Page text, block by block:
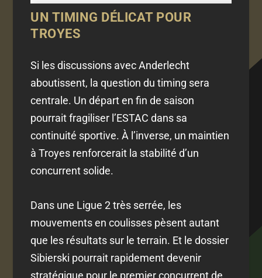
UN TIMING DÉLICAT POUR
TROYES
Si les discussions avec Anderlecht
aboutissent, la question du timing sera
centrale. Un départ en fin de saison
pourrait fragiliser l’ESTAC dans sa
continuité sportive. À l’inverse, un maintien
à Troyes renforcerait la stabilité d’un
concurrent solide.
Dans une Ligue 2 très serrée, les
mouvements en coulisses pèsent autant
que les résultats sur le terrain. Et le dossier
Sibierski pourrait rapidement devenir
stratégique pour le premier concurrent de